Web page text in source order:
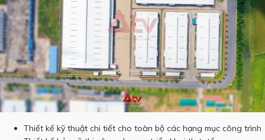
Thiết kế kỹ thuật chi tiết cho toàn bộ các hạng mục công trình